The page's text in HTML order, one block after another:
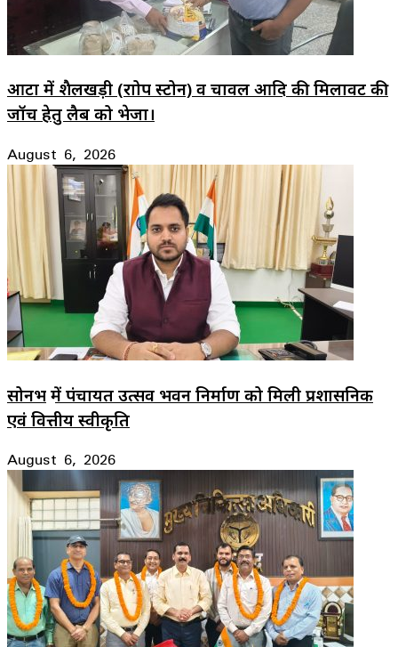
आटा में शैलखड़ी (राोप स्टोन) व चावल आदि की मिलावट की
जॉच हेतु लैब को भेजा।
August 6, 2026
सोनभद्र में पंचायत उत्सव भवन निर्माण को मिली प्रशासनिक
एवं वित्तीय स्वीकृति
August 6, 2026